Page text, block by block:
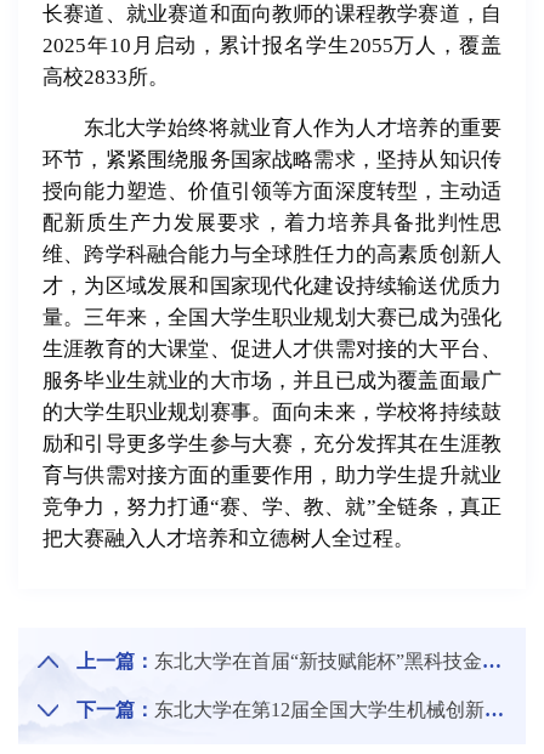
长赛道、就业赛道和面向教师的课程教学赛道，自
2025年10月启动，累计报名学生2055万人，覆盖
高校2833所。
东北大学始终将就业育人作为人才培养的重要
环节，紧紧围绕服务国家战略需求，坚持从知识传
授向能力塑造、价值引领等方面深度转型，主动适
配新质生产力发展要求，着力培养具备批判性思
维、跨学科融合能力与全球胜任力的高素质创新人
才，为区域发展和国家现代化建设持续输送优质力
量。三年来，全国大学生职业规划大赛已成为强化
生涯教育的大课堂、促进人才供需对接的大平台、
服务毕业生就业的大市场，并且已成为覆盖面最广
的大学生职业规划赛事。面向未来，学校将持续鼓
励和引导更多学生参与大赛，充分发挥其在生涯教
育与供需对接方面的重要作用，助力学生提升就业
竞争力，努力打通“赛、学、教、就”全链条，真正
把大赛融入人才培养和立德树人全过程。
上一篇： 东北大学在首届“新技赋能杯”黑科技金点子进校园征集大赛中荣获佳绩
下一篇： 东北大学在第12届全国大学生机械创新设计大赛慧鱼组竞赛暨慧鱼工程技术创新大赛（2026）中取得佳绩